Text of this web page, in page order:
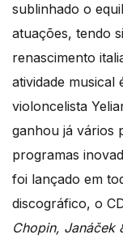
sublinhado o
atuações, tendo
renascimento
atividade
violoncelista
ganhou já vários
programas
foi lançado em
discográfico, o
Chopin, Janáček